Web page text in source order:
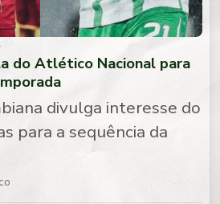
do Atlético Nacional para
divulga interesse do
para a sequência da